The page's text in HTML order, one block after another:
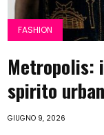
FASHION
Metropolis:
spirito
GIUGNO 9, 2026